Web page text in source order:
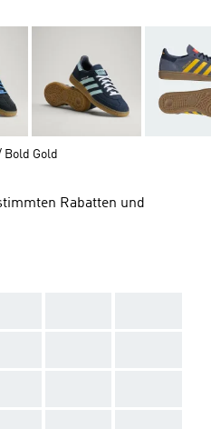
Gold
Rabatten und